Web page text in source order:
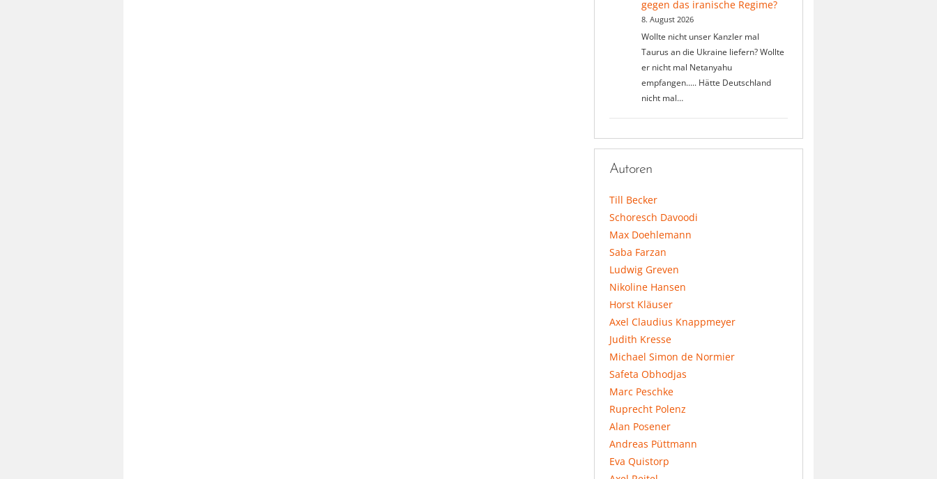
gegen das iranische Regime?
8. August 2026
Wollte nicht unser Kanzler mal
Taurus an die Ukraine liefern? Wollte
er nicht mal Netanyahu
empfangen..... Hätte Deutschland
nicht mal…
Autoren
Till Becker
Schoresch Davoodi
Max Doehlemann
Saba Farzan
Ludwig Greven
Nikoline Hansen
Horst Kläuser
Axel Claudius Knappmeyer
Judith Kresse
Michael Simon de Normier
Safeta Obhodjas
Marc Peschke
Ruprecht Polenz
Alan Posener
Andreas Püttmann
Eva Quistorp